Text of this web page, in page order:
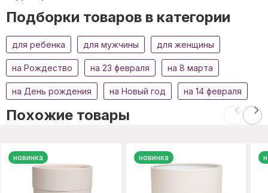
Подборки товаров в категории
для ребенка для мужчины для женщины
на Рождество на 23 февраля на 8 марта
на День рождения на Новый год на 14 февраля
Похожие товары
новинка новинка